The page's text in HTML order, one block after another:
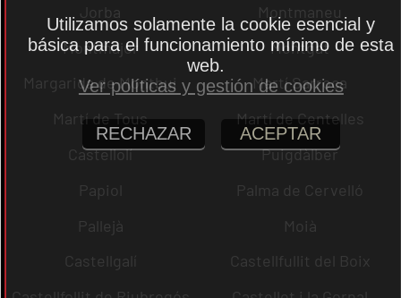
Jorba
Montmaneu
Montmajor
Montgat
Margarida de Montbui
Martí Sarroca
Martí de Tous
Martí de Centelles
Castellolí
Puigdàlber
Papiol
Palma de Cervelló
Pallejà
Moià
Castellgalí
Castellfullit del Boix
Utilizamos solamente la cookie esencial y
básica para el funcionamiento mínimo de esta
web.
Ver políticas y gestión de cookies
RECHAZAR ACEPTAR